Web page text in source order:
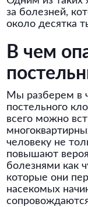
за болезней,
около десятка
В чем
Мы разберем в
постельного
всего можно
человеку не
повышают
болезнями как
которые они
насекомых